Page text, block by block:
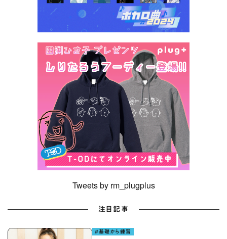
Tweets by rm_plugplus
注目記事
#基礎から練習